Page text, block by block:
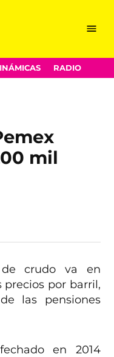
Menu
RADIO
mil
de crudo va en
precios por barril,
las pensiones
en 2014